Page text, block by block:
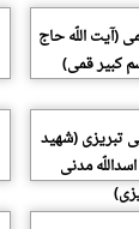
(آیت اللّه حاج
کبیر قمی)
تبریزی (شهید
مدنی